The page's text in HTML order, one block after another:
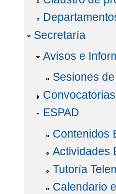
Secretaría
Avisos e
Sesiones
Convocatorias
ESPAD
Contenidos
Actividades
Tutoría
Calendario